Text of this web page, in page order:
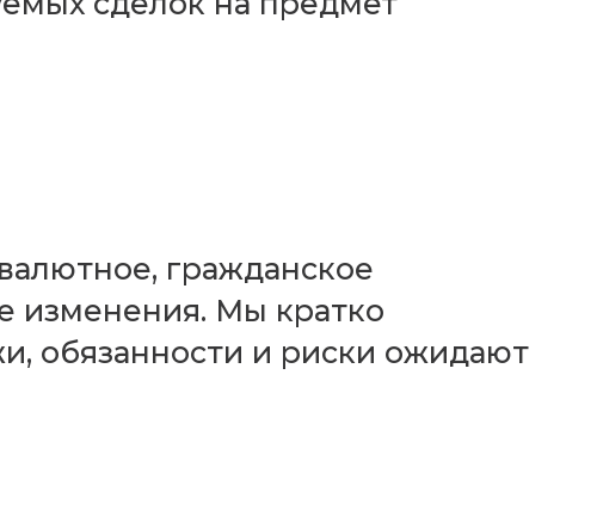
гражданское
изменения. Мы кратко
обязанности и риски ожидают